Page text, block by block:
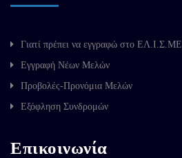
Γιατί πρέπει να εγγραφώ στο ΕΛ.Ι.Σ.ΜΕ.
Εγγραφή Νέων Μελών
Προβολές-Προνόμια Μελών
Εξόφληση Συνδρομών
Επικοινωνία